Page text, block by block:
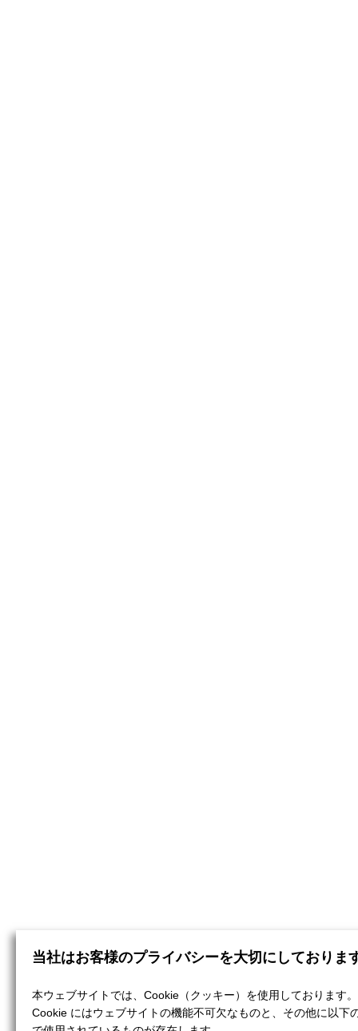
当社はお客様のプライバシーを大切にしておりま
本ウェブサイトでは、Cookie（クッキー）を使用しております。
Cookie にはウェブサイトの機能不可欠なものと、その他に以下